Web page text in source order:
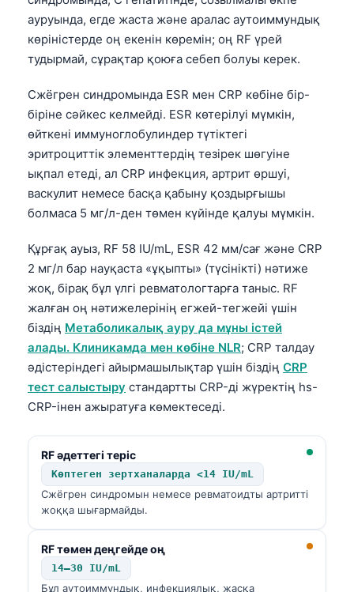
ауруында, егде жаста және аралас аутоиммундық
көріністерде оң екенін көремін; оң RF үрей
тудырмай, сұрақтар қоюға себеп болуы керек.
Сжёгрен синдромында ESR мен CRP көбіне бір-
біріне сәйкес келмейді. ESR көтерілуі мүмкін,
өйткені иммуноглобулиндер түтіктегі
эритроциттік элементтердің тезірек шөгуіне
ықпал етеді, ал CRP инфекция, артрит өршуі,
васкулит немесе басқа қабыну қоздырғышы
болмаса 5 мг/л-ден төмен күйінде қалуы мүмкін.
Құрғақ ауыз, RF 58 IU/mL, ESR 42 мм/сағ және CRP
2 мг/л бар науқаста «ұқыпты» (түсінікті) нәтиже
жоқ, бірақ бұл үлгі ревматологтарға таныс. RF
жалған оң нәтижелерінің егжей-тегжейі үшін
біздің Метаболикалық ауру да мұны істей
алады. Клиникамда мен көбіне NLR; CRP талдау
әдістеріндегі айырмашылықтар үшін біздің CRP
тест салыстыру стандартты CRP-ді жүректің hs-
CRP-інен ажыратуға көмектеседі.
RF әдеттегі теріс
Көптеген зертханаларда <14 IU/mL
Сжёгрен синдромын немесе ревматоидты артритті
жоққа шығармайды.
RF төмен деңгейде оң
14–30 IU/mL
Бұл аутоиммундық, инфекциялық, жасқа